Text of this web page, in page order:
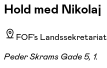
Hold med Nikolaj
FOF's Landssekretariat
Peder Skrams Gade 5, 1.